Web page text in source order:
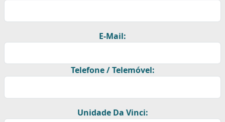
E-Mail:
Telefone / Telemóvel:
Unidade Da Vinci: